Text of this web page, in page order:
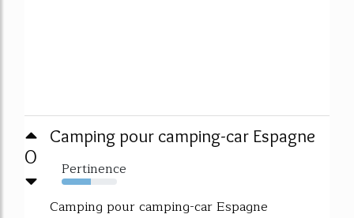
0
Camping pour camping-car Espagne
Pertinence
53%
Camping pour camping-car Espagne